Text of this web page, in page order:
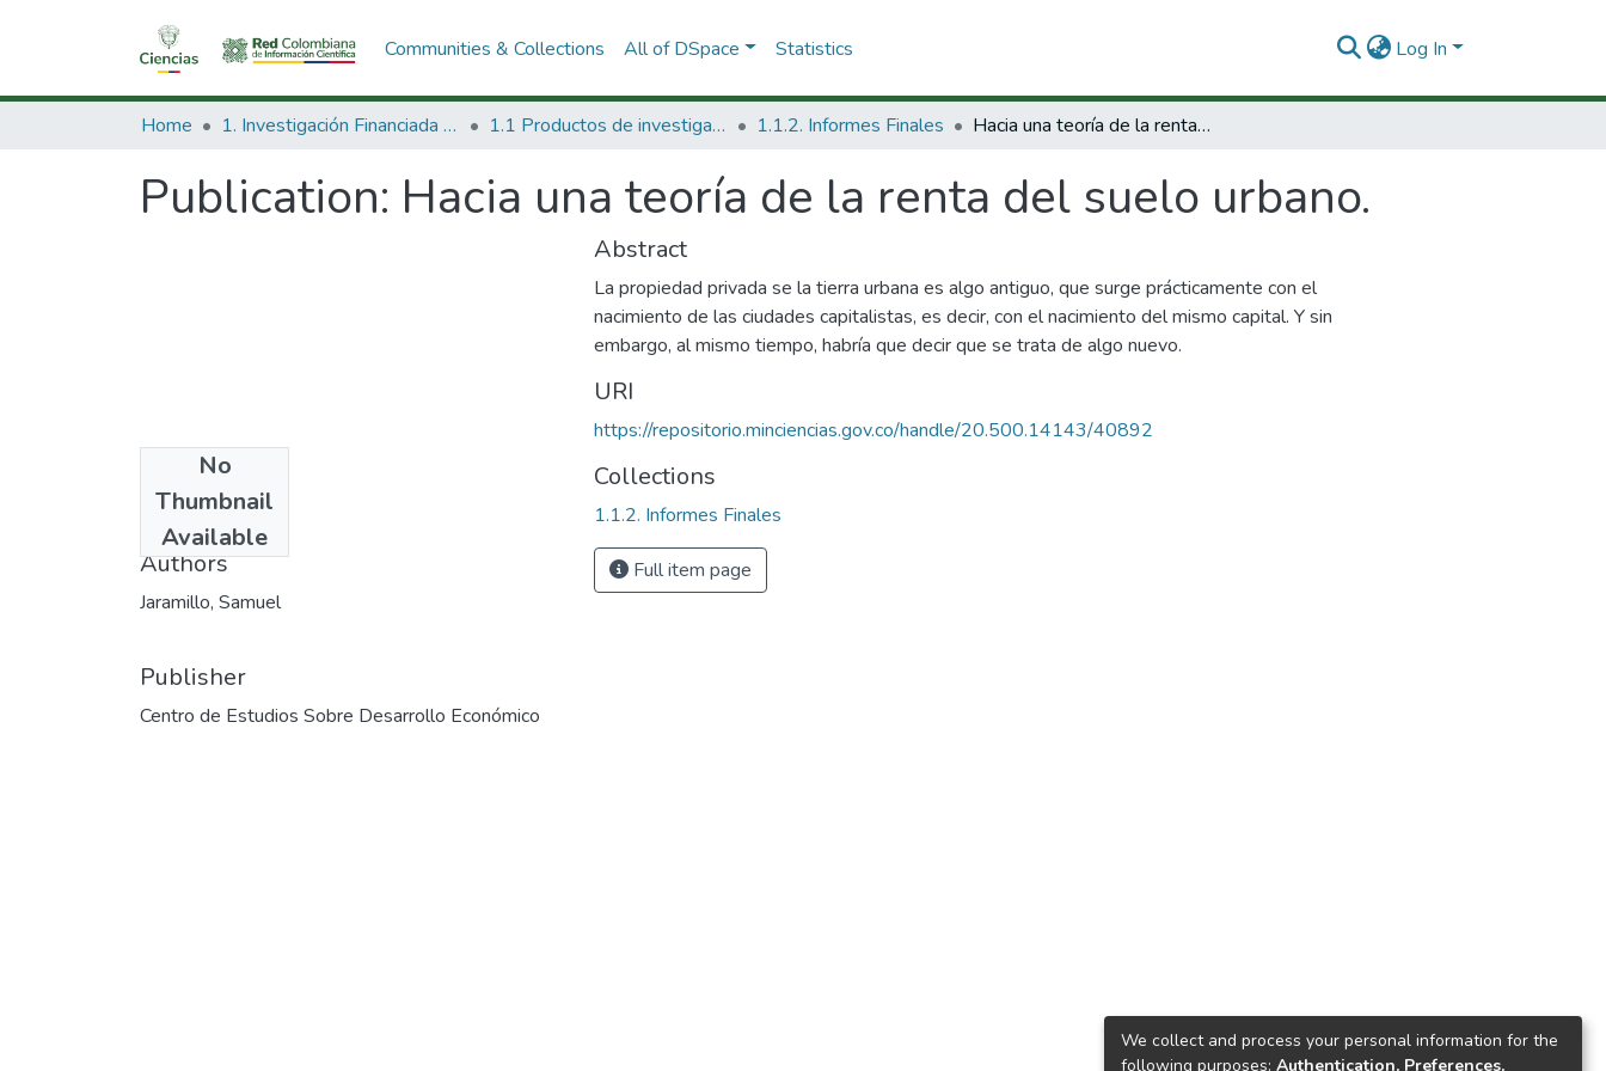
Communities & Collections All of DSpace Statistics Log In
Home 1. Investigación Financiada con Recursos Públicos 1.1 Productos de investigación 1.1.2. Informes Finales Hacia una teoría de la renta del suelo urbano.
Publication: Hacia una teoría de la renta del suelo urbano.
No
Thumbnail
Available
1989-12
Authors
Jaramillo, Samuel
Publisher
Centro de Estudios Sobre Desarrollo Económico
Abstract
La propiedad privada se la tierra urbana es algo antiguo, que surge prácticamente con el
nacimiento de las ciudades capitalistas, es decir, con el nacimiento del mismo capital. Y sin
embargo, al mismo tiempo, habría que decir que se trata de algo nuevo.
URI
https://repositorio.minciencias.gov.co/handle/20.500.14143/40892
Collections
1.1.2. Informes Finales
Full item page
We collect and process your personal information for the
following purposes: Authentication, Preferences,